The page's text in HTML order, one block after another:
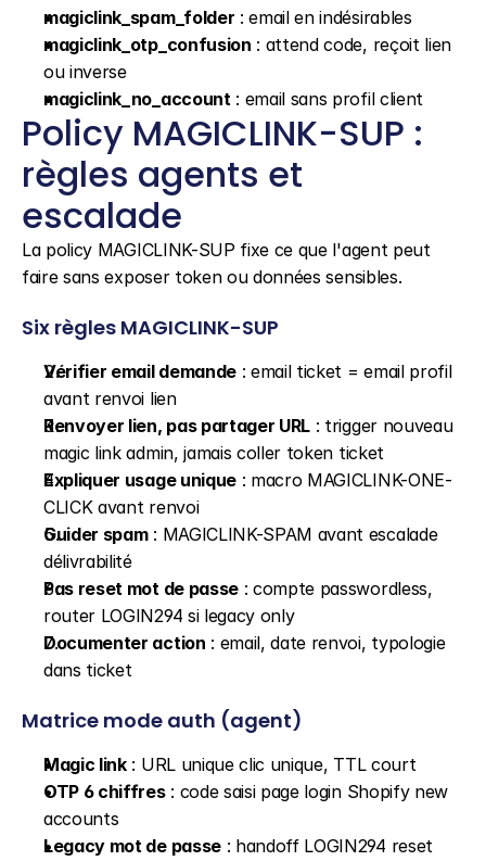
magiclink_spam_folder : email en indésirables
magiclink_otp_confusion : attend code, reçoit lien
ou inverse
magiclink_no_account : email sans profil client
Policy MAGICLINK-SUP :
règles agents et
escalade
La policy MAGICLINK-SUP fixe ce que l'agent peut
faire sans exposer token ou données sensibles.
Six règles MAGICLINK-SUP
Vérifier email demande : email ticket = email profil
avant renvoi lien
Renvoyer lien, pas partager URL : trigger nouveau
magic link admin, jamais coller token ticket
Expliquer usage unique : macro MAGICLINK-ONE-
CLICK avant renvoi
Guider spam : MAGICLINK-SPAM avant escalade
délivrabilité
Pas reset mot de passe : compte passwordless,
router LOGIN294 si legacy only
Documenter action : email, date renvoi, typologie
dans ticket
Matrice mode auth (agent)
Magic link : URL unique clic unique, TTL court
OTP 6 chiffres : code saisi page login Shopify new
accounts
Legacy mot de passe : handoff LOGIN294 reset